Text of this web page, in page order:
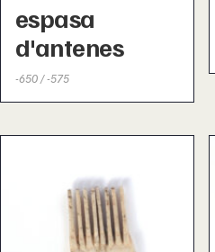
espasa
d'antenes
-650 / -575